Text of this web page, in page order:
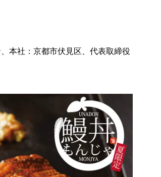
本社：京都市伏見区、代表取締役